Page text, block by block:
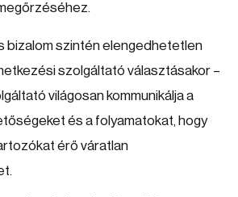
bizalom szintén elengedhetetlen
szolgáltató választásakor –
világosan kommunikálja a
és a folyamatokat, hogy
érő váratlan